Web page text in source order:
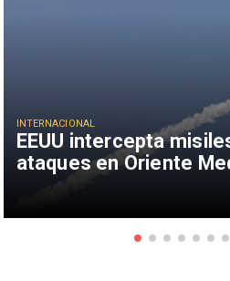
EEUU intercepta
ataques en Oriente
INTERNACIONAL